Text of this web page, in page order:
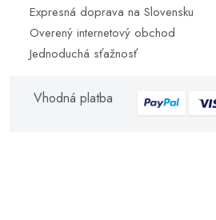
Expresná doprava na Slovensku
Overený internetový obchod
Jednoduchá sťažnosť
Vhodná platba